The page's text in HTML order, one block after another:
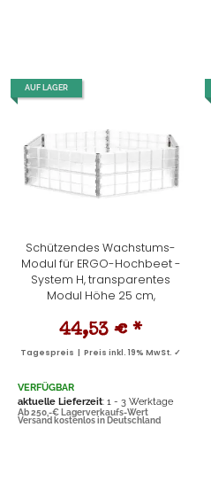
AUF LAGER
Schützendes Wachstums-
Modul für ERGO-Hochbeet -
System H, transparentes
Modul Höhe 25 cm,
44,53 € *
Tagespreis | Preis inkl. 19% MwSt. ✓
VERFÜGBAR
aktuelle Lieferzeit: 1 - 3 Werktage
Ab 250,-€ Lagerverkaufs-Wert
Versand kostenlos in Deutschland